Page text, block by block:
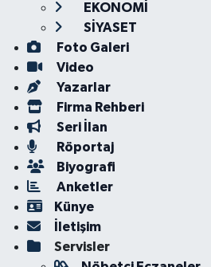
EKONOMİ
SİYASET
Foto Galeri
Video
Yazarlar
Firma Rehberi
Seri İlan
Röportaj
Biyografi
Anketler
Künye
İletişim
Servisler